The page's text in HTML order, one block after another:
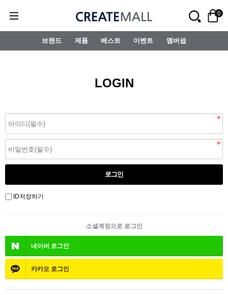
0
브랜드 제품 베스트 이벤트 멤버쉽
LOGIN
ID저장하기
소셜계정으로 로그인
네이버 로그인
카카오 로그인